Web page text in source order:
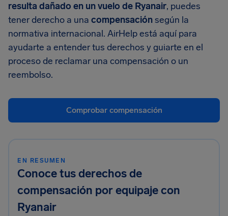
resulta dañado en un vuelo de Ryanair, puedes
tener derecho a una compensaciónsegún la
normativa internacional. AirHelp está aquí para
ayudarte a entender tus derechos y guiarte en el
proceso de reclamar una compensación o un
reembolso.
Comprobar compensación
EN RESUMEN
Conoce tus derechos de
compensación por equipaje con
Ryanair